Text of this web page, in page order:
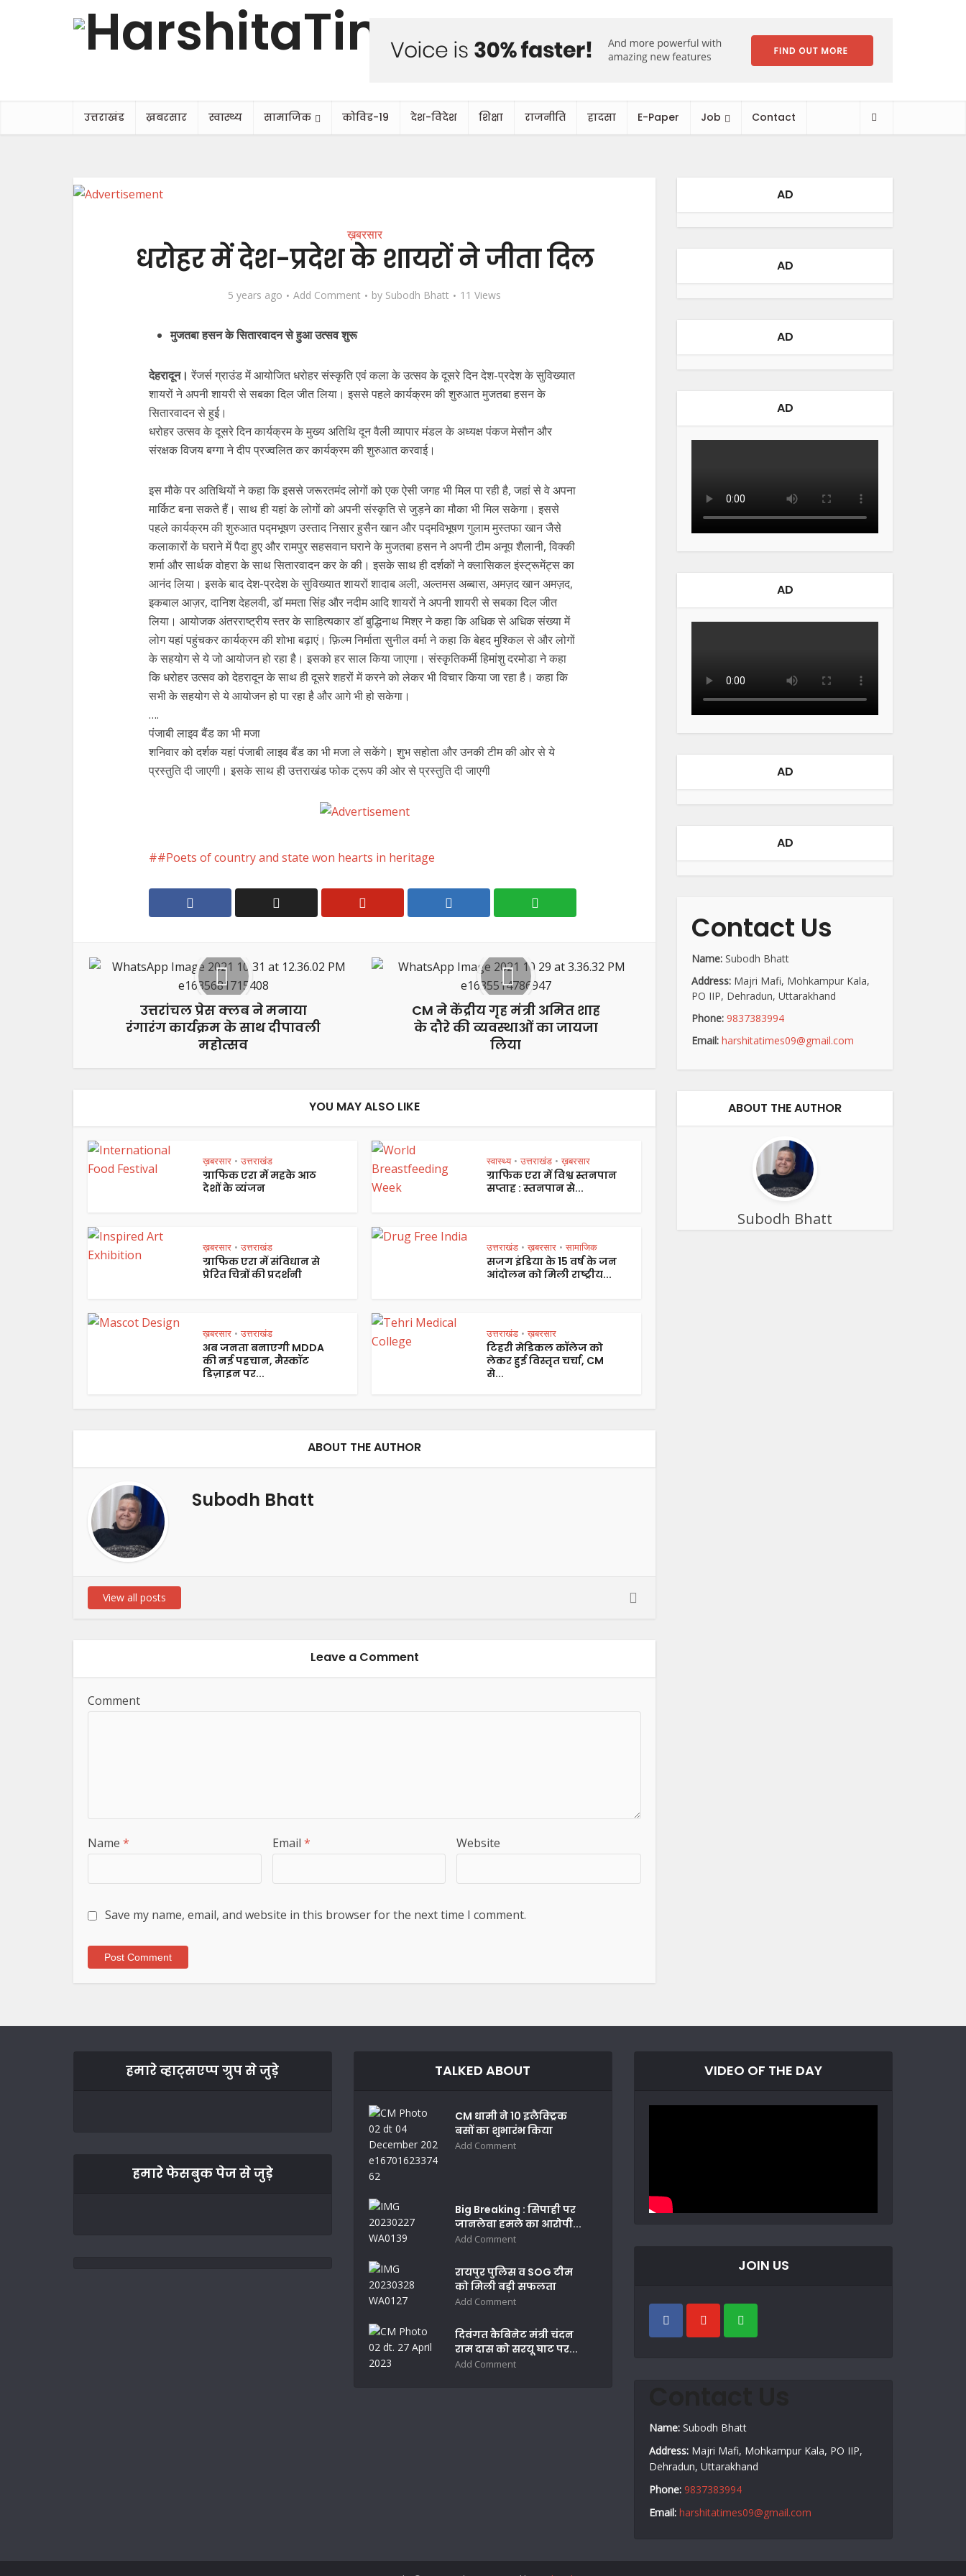
उत्तराखंड ख़बरसार स्वास्थ्य सामाजिक कोविड-19 देश-विदेश शिक्षा राजनीति हादसा E-Paper Job Contact
ख़बरसार
धरोहर में देश-प्रदेश के शायरों ने जीता दिल
5 years ago Add Comment by Subodh Bhatt 11 Views
मुजतबा हसन के सितारवादन से हुआ उत्सव शुरू
देहरादून। रेंजर्स ग्राउंड में आयोजित धरोहर संस्कृति एवं कला के उत्सव के दूसरे दिन देश-प्रदेश के सुविख्यात
शायरों ने अपनी शायरी से सबका दिल जीत लिया। इससे पहले कार्यक्रम की शुरुआत मुजतबा हसन के
सितारवादन से हुई।
धरोहर उत्सव के दूसरे दिन कार्यक्रम के मुख्य अतिथि दून वैली व्यापार मंडल के अध्यक्ष पंकज मेसौन और
संरक्षक विजय बग्गा ने दीप प्रज्वलित कर कार्यक्रम की शुरुआत करवाई।
इस मौके पर अतिथियों ने कहा कि इससे जरूरतमंद लोगों को एक ऐसी जगह भी मिल पा रही है, जहां से वे अपना
मार्किट बना सकते हैं। साथ ही यहां के लोगों को अपनी संस्कृति से जुड़ने का मौका भी मिल सकेगा। इससे
पहले कार्यक्रम की शुरुआत पद्मभूषण उस्ताद निसार हुसैन खान और पद्मविभूषण गुलाम मुस्तफा खान जैसे
कलाकारों के घराने में पैदा हुए और रामपुर सहसवान घराने के मुजतबा हसन ने अपनी टीम अनूप शैलानी, विक्की
शर्मा और सार्थक वोहरा के साथ सितारवादन कर के की। इसके साथ ही दर्शकों ने क्लासिकल इंस्ट्रूमेंट्स का
आनंद लिया। इसके बाद देश-प्रदेश के सुविख्यात शायरों शादाब अली, अल्तमस अब्बास, अमज़द खान अमज़द,
इकबाल आज़र, दानिश देहलवी, डॉ ममता सिंह और नदीम आदि शायरों ने अपनी शायरी से सबका दिल जीत
लिया। आयोजक अंतरराष्ट्रीय स्तर के साहित्यकार डॉ बुद्धिनाथ मिश्र ने कहा कि अधिक से अधिक संख्या में
लोग यहां पहुंचकर कार्यक्रम की शोभा बढ़ाएं। फ़िल्म निर्माता सुनील वर्मा ने कहा कि बेहद मुश्किल से और लोगों
के सहयोग से ये जो आयोजन हो रहा है। इसको हर साल किया जाएगा। संस्कृतिकर्मी हिमांशु दरमोडा ने कहा
कि धरोहर उत्सव को देहरादून के साथ ही दूसरे शहरों में करने को लेकर भी विचार किया जा रहा है। कहा कि
सभी के सहयोग से ये आयोजन हो पा रहा है और आगे भी हो सकेगा।
….
पंजाबी लाइव बैंड का भी मजा
शनिवार को दर्शक यहां पंजाबी लाइव बैंड का भी मजा ले सकेंगे। शुभ सहोता और उनकी टीम की ओर से ये
प्रस्तुति दी जाएगी। इसके साथ ही उत्तराखंड फोक ट्रूप की ओर से प्रस्तुति दी जाएगी
#Poets of country and state won hearts in heritage
उत्तरांचल प्रेस क्लब ने मनाया
रंगारंग कार्यक्रम के साथ दीपावली
महोत्सव
CM ने केंद्रीय गृह मंत्री अमित शाह
के दौरे की व्यवस्थाओं का जायजा
लिया
YOU MAY ALSO LIKE
ख़बरसार • उत्तराखंड
ग्राफिक एरा में महके आठ
देशों के व्यंजन
स्वास्थ्य • उत्तराखंड • ख़बरसार
ग्राफिक एरा में विश्व स्तनपान
सप्ताह : स्तनपान से...
ख़बरसार • उत्तराखंड
ग्राफिक एरा में संविधान से
प्रेरित चित्रों की प्रदर्शनी
उत्तराखंड • ख़बरसार • सामाजिक
सजग इंडिया के 15 वर्ष के जन
आंदोलन को मिली राष्ट्रीय...
ख़बरसार • उत्तराखंड
अब जनता बनाएगी MDDA
की नई पहचान, मैस्कॉट
डिज़ाइन पर...
उत्तराखंड • ख़बरसार
टिहरी मेडिकल कॉलेज को
लेकर हुई विस्तृत चर्चा, CM
से...
ABOUT THE AUTHOR
Subodh Bhatt
View all posts
Leave a Comment
Comment
Name * Email * Website
Save my name, email, and website in this browser for the next time I comment.
AD
AD
AD
AD
AD
AD
AD
Contact Us
Name: Subodh Bhatt
Address: Majri Mafi, Mohkampur Kala,
PO IIP, Dehradun, Uttarakhand
Phone: 9837383994
Email: harshitatimes09@gmail.com
ABOUT THE AUTHOR
Subodh Bhatt
हमारे व्हाट्सएप्प ग्रुप से जुड़े
हमारे फेसबुक पेज से जुड़े
TALKED ABOUT
CM धामी ने 10 इलैक्ट्रिक
बसों का शुभारंभ किया
Add Comment
Big Breaking : सिपाही पर
जानलेवा हमले का आरोपी...
Add Comment
रायपुर पुलिस व SOG टीम
को मिली बड़ी सफलता
Add Comment
दिवंगत कैबिनेट मंत्री चंदन
राम दास को सरयू घाट पर...
Add Comment
VIDEO OF THE DAY
JOIN US
Name: Subodh Bhatt
Address: Majri Mafi, Mohkampur Kala, PO IIP,
Dehradun, Uttarakhand
Phone: 9837383994
Email: harshitatimes09@gmail.com